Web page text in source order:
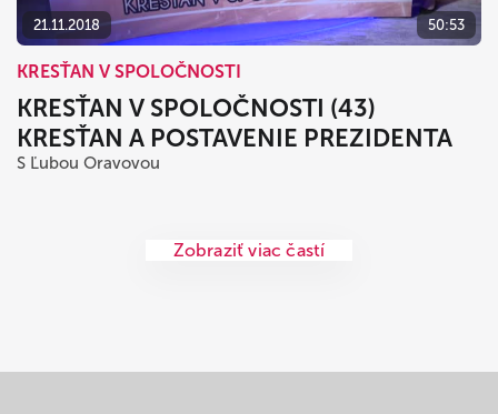
21.11.2018 50:53
KRESŤAN V SPOLOČNOSTI
KRESŤAN V SPOLOČNOSTI (43)
KRESŤAN A POSTAVENIE PREZIDENTA
S Ľubou Oravovou
Zobraziť viac častí